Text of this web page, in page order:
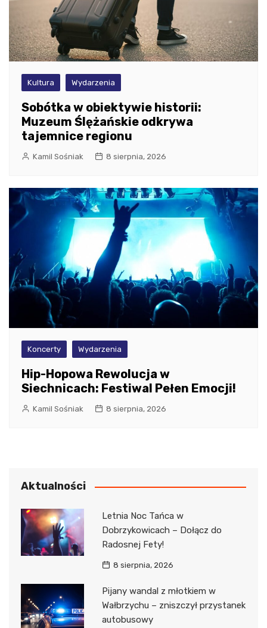
Kultura Wydarzenia
Sobótka w obiektywie historii:
Muzeum Ślężańskie odkrywa
tajemnice regionu
Kamil Sośniak 8 sierpnia, 2026
Koncerty Wydarzenia
Hip-Hopowa Rewolucja w
Siechnicach: Festiwal Pełen Emocji!
Kamil Sośniak 8 sierpnia, 2026
Aktualności
Letnia Noc Tańca w
Dobrzykowicach – Dołącz do
Radosnej Fety!
8 sierpnia, 2026
Pijany wandal z młotkiem w
Wałbrzychu – zniszczył przystanek
autobusowy